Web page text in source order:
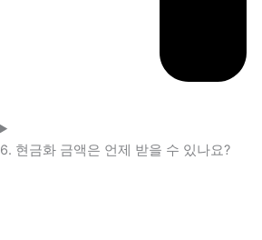
6. 현금화 금액은 언제 받을 수 있나요?